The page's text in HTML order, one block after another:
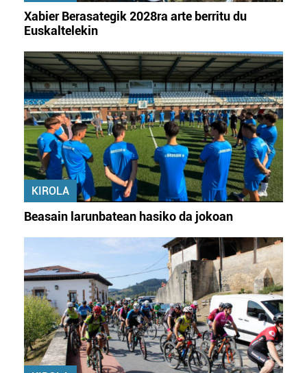
Xabier Berasategik 2028ra arte berritu du
Euskaltelekin
KIROLA
Beasain larunbatean hasiko da jokoan